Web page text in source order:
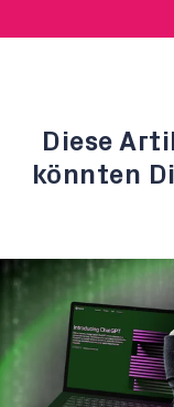
Diese
könnten